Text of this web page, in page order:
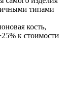
типами
кость,
к стоимости